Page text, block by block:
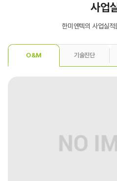
사업
한미엔텍의 사업실적
O&M 기술진단